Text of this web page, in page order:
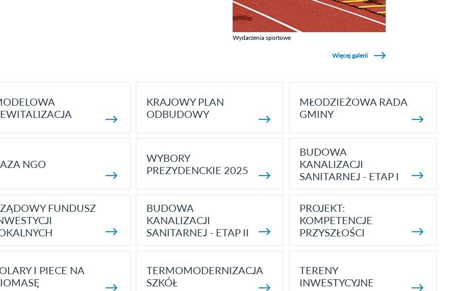
Wydarzenia sportowe
Więcej galerii
KRAJOWY PLAN
ODBUDOWY
MŁODZIEŻOWA RADA
GMINY
NGO
WYBORY
PREZYDENCKIE 2025
BUDOWA
KANALIZACJI
SANITARNEJ - ETAP I
FUNDUSZ
BUDOWA
KANALIZACJI
SANITARNEJ - ETAP II
PROJEKT:
KOMPETENCJE
PRZYSZŁOŚCI
I PIECE NA
TERMOMODERNIZACJA
SZKÓŁ
TERENY
INWESTYCYJNE